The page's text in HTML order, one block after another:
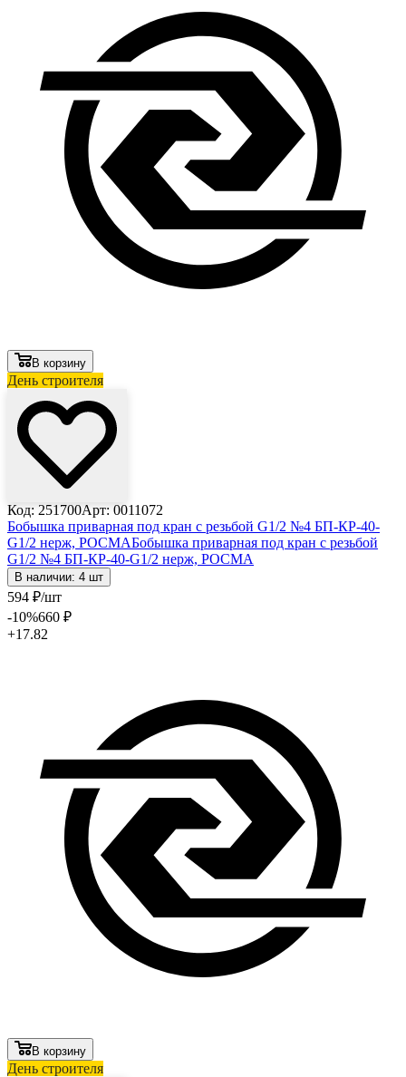
В корзину
День строителя
Код: 251700Арт: 0011072
Бобышка приварная под кран с резьбой G1/2 №4 БП-КР-40-
G1/2 нерж, РОСМАБобышка приварная под кран с резьбой
G1/2 №4 БП-КР-40-G1/2 нерж, РОСМА
В наличии: 4 шт
594 ₽/шт
-10%660 ₽
+17.82
В корзину
День строителя